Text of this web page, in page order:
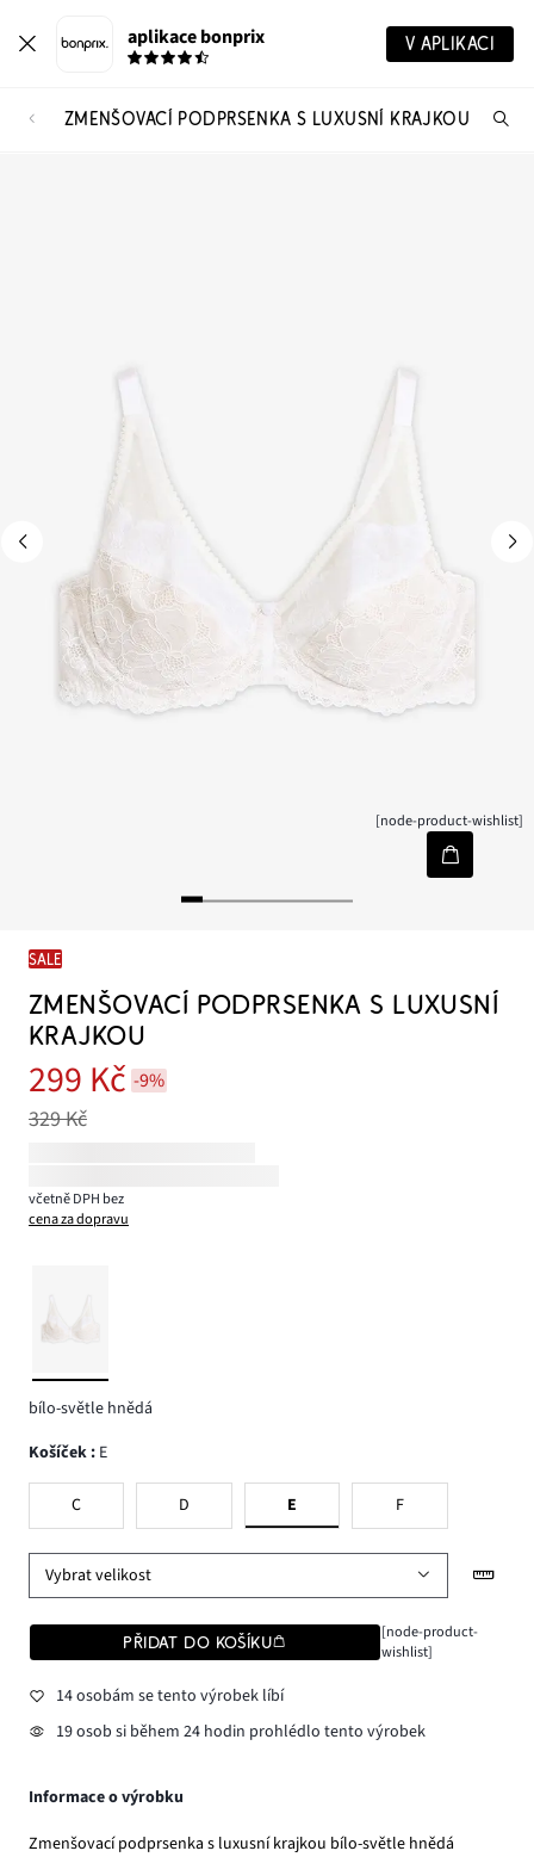
aplikace bonprix V APLIKACI
ZMENŠOVACÍ PODPRSENKA S LUXUSNÍ KRAJKOU
[node-product-wishlist]
SALE
ZMENŠOVACÍ PODPRSENKA S LUXUSNÍ
KRAJKOU
299 Kč -9%
329 Kč
včetně DPH bez
cena za dopravu
bílo-světle hnědá
Košíček : E
C D E F
Vybrat velikost
PŘIDAT DO KOŠÍKU
[node-product-
wishlist]
14 osobám se tento výrobek líbí
19 osob si během 24 hodin prohlédlo tento výrobek
Informace o výrobku
Zmenšovací podprsenka s luxusní krajkou bílo-světle hnědá